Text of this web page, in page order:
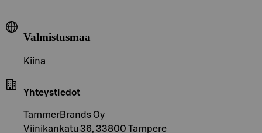
Valmistusmaa
Kiina
Yhteystiedot
TammerBrands Oy
Viinikankatu 36, 33800 Tampere